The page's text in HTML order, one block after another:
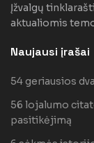
Įžvalgų
aktualiomis
Naujausi įrašai
54 geriausios
56 lojalumo
pasitikėjimą